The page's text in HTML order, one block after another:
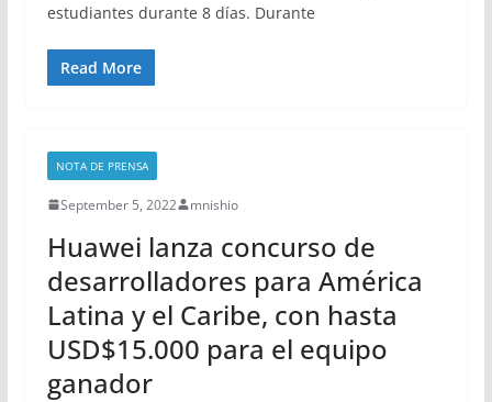
estudiantes durante 8 días. Durante
Read More
NOTA DE PRENSA
September 5, 2022 mnishio
Huawei lanza concurso de
desarrolladores para América
Latina y el Caribe, con hasta
USD$15.000 para el equipo
ganador